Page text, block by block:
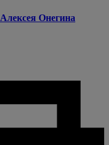
Алексея Онегина